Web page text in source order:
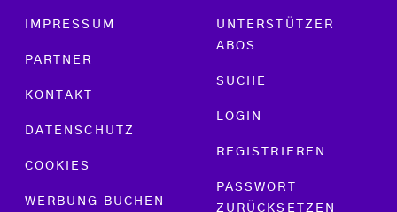
Footer menu
IMPRESSUM
PARTNER
KONTAKT
DATENSCHUTZ
COOKIES
WERBUNG BUCHEN
UNTERSTÜTZER
ABOS
SUCHE
LOGIN
REGISTRIEREN
PASSWORT
ZURÜCKSETZEN